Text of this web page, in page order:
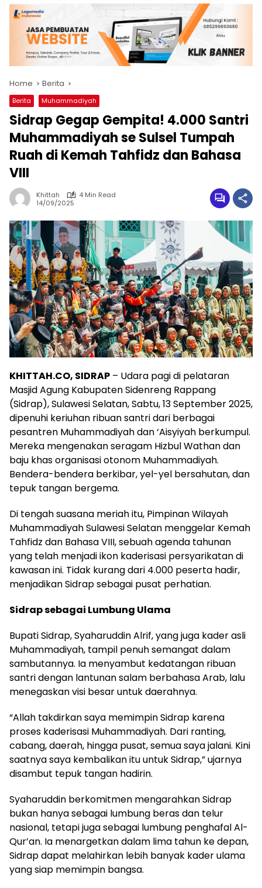
Home Berita
Berita Muhammadiyah
Sidrap Gegap Gempita! 4.000 Santri
Muhammadiyah se Sulsel Tumpah
Ruah di Kemah Tahfidz dan Bahasa
VIII
Khittah
4 Min Read
14/09/2025
KHITTAH.CO, SIDRAP – Udara pagi di pelataran
Masjid Agung Kabupaten Sidenreng Rappang
(Sidrap), Sulawesi Selatan, Sabtu, 13 September 2025,
dipenuhi keriuhan ribuan santri dari berbagai
pesantren Muhammadiyah dan ‘Aisyiyah berkumpul.
Mereka mengenakan seragam Hizbul Wathan dan
baju khas organisasi otonom Muhammadiyah.
Bendera-bendera berkibar, yel-yel bersahutan, dan
tepuk tangan bergema.
Di tengah suasana meriah itu, Pimpinan Wilayah
Muhammadiyah Sulawesi Selatan menggelar Kemah
Tahfidz dan Bahasa VIII, sebuah agenda tahunan
yang telah menjadi ikon kaderisasi persyarikatan di
kawasan ini. Tidak kurang dari 4.000 peserta hadir,
menjadikan Sidrap sebagai pusat perhatian.
Sidrap sebagai Lumbung Ulama
Bupati Sidrap, Syaharuddin Alrif, yang juga kader asli
Muhammadiyah, tampil penuh semangat dalam
sambutannya. Ia menyambut kedatangan ribuan
santri dengan lantunan salam berbahasa Arab, lalu
menegaskan visi besar untuk daerahnya.
“Allah takdirkan saya memimpin Sidrap karena
proses kaderisasi Muhammadiyah. Dari ranting,
cabang, daerah, hingga pusat, semua saya jalani. Kini
saatnya saya kembalikan itu untuk Sidrap,” ujarnya
disambut tepuk tangan hadirin.
Syaharuddin berkomitmen mengarahkan Sidrap
bukan hanya sebagai lumbung beras dan telur
nasional, tetapi juga sebagai lumbung penghafal Al-
Qur’an. Ia menargetkan dalam lima tahun ke depan,
Sidrap dapat melahirkan lebih banyak kader ulama
yang siap memimpin bangsa.